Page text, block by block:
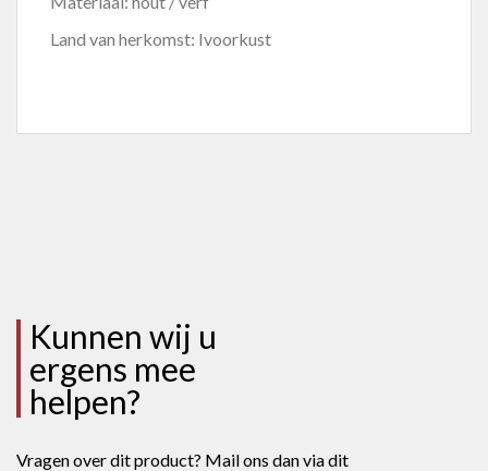
Land van herkomst: Ivoorkust
Kunnen wij u
ergens mee
helpen?
Vragen over dit product? Mail ons dan via dit